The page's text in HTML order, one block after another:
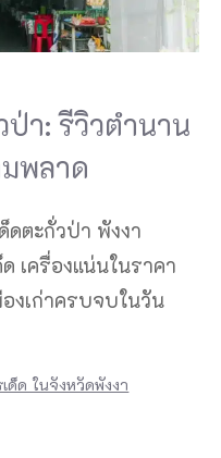
ป่า: รีวิวตำนาน
พลาด
ดตะกั่วป่า พังงา
เครื่องแน่นในราคา
งเก่าครบจบในวัน
ด็ด ในจังหวัดพังงา